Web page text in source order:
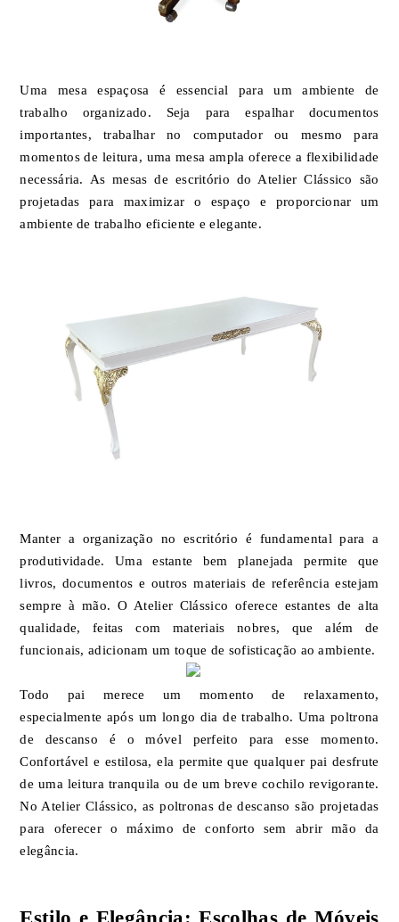
Uma mesa espaçosa é essencial para um ambiente de
trabalho organizado. Seja para espalhar documentos
importantes, trabalhar no computador ou mesmo para
momentos de leitura, uma mesa ampla oferece a flexibilidade
necessária. As mesas de escritório do Atelier Clássico são
projetadas para maximizar o espaço e proporcionar um
ambiente de trabalho eficiente e elegante.
Manter a organização no escritório é fundamental para a
produtividade. Uma estante bem planejada permite que
livros, documentos e outros materiais de referência estejam
sempre à mão. O Atelier Clássico oferece estantes de alta
qualidade, feitas com materiais nobres, que além de
funcionais, adicionam um toque de sofisticação ao ambiente.
Todo pai merece um momento de relaxamento,
especialmente após um longo dia de trabalho. Uma poltrona
de descanso é o móvel perfeito para esse momento.
Confortável e estilosa, ela permite que qualquer pai desfrute
de uma leitura tranquila ou de um breve cochilo revigorante.
No Atelier Clássico, as poltronas de descanso são projetadas
para oferecer o máximo de conforto sem abrir mão da
elegância.